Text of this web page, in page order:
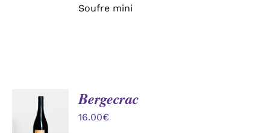
Soufre mini
AJOUTER
AU
PANIER
Bergecrac
16.00€